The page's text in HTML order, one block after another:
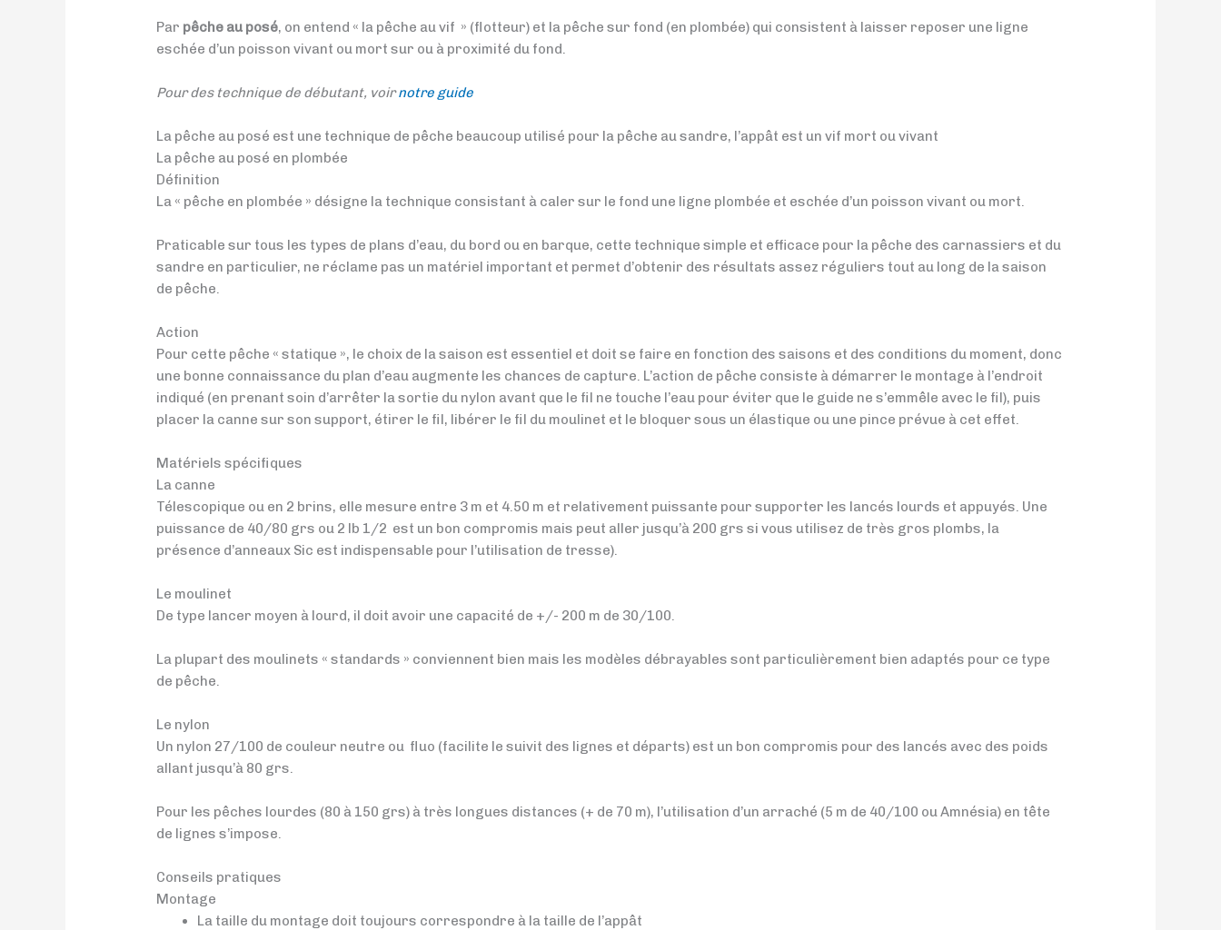
Par pêche au posé, on entend « la pêche au vif » (flotteur) et la pêche sur fond (en plombée) qui consistent à laisser reposer une ligne
eschée d’un poisson vivant ou mort sur ou à proximité du fond.
Pour des technique de débutant, voirnotre guide
La pêche au posé est une technique de pêche beaucoup utilisé pour la pêche au sandre, l’appât est un vif mort ou vivant
La pêche au posé en plombée
Définition
La « pêche en plombée » désigne la technique consistant à caler sur le fond une ligne plombée et eschée d’un poisson vivant ou mort.
Praticable sur tous les types de plans d’eau, du bord ou en barque, cette technique simple et efficace pour la pêche des carnassiers et du
sandre en particulier, ne réclame pas un matériel important et permet d’obtenir des résultats assez réguliers tout au long de la saison
de pêche.
Action
Pour cette pêche « statique », le choix de la saison est essentiel et doit se faire en fonction des saisons et des conditions du moment, donc
une bonne connaissance du plan d’eau augmente les chances de capture. L’action de pêche consiste à démarrer le montage à l’endroit
indiqué (en prenant soin d’arrêter la sortie du nylon avant que le fil ne touche l’eau pour éviter que le guide ne s’emmêle avec le fil), puis
placer la canne sur son support, étirer le fil, libérer le fil du moulinet et le bloquer sous un élastique ou une pince prévue à cet effet.
Matériels spécifiques
La canne
Télescopique ou en 2 brins, elle mesure entre 3 m et 4.50 m et relativement puissante pour supporter les lancés lourds et appuyés. Une
puissance de 40/80 grs ou 2 lb 1/2 est un bon compromis mais peut aller jusqu’à 200 grs si vous utilisez de très gros plombs, la
présence d’anneaux Sic est indispensable pour l’utilisation de tresse).
Le moulinet
De type lancer moyen à lourd, il doit avoir une capacité de +/- 200 m de 30/100.
La plupart des moulinets « standards » conviennent bien mais les modèles débrayables sont particulièrement bien adaptés pour ce type
de pêche.
Le nylon
Un nylon 27/100 de couleur neutre ou fluo (facilite le suivit des lignes et départs) est un bon compromis pour des lancés avec des poids
allant jusqu’à 80 grs.
Pour les pêches lourdes (80 à 150 grs) à très longues distances (+ de 70 m), l’utilisation d’un arraché (5 m de 40/100 ou Amnésia) en tête
de lignes s’impose.
Conseils pratiques
Montage
La taille du montage doit toujours correspondre à la taille de l’appât